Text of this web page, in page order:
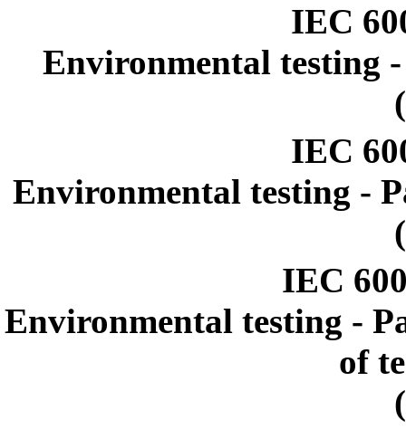
IEC
Environmental testing
IEC
Environmental testing -
IEC
Environmental testing -
of